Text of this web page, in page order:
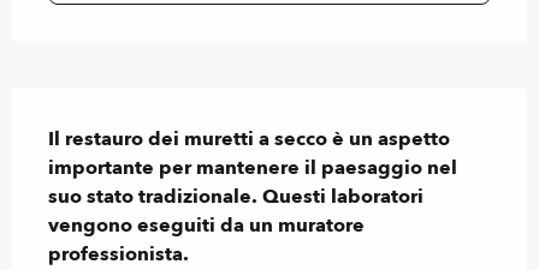
Il restauro dei muretti a secco è un aspetto
importante per mantenere il paesaggio nel
suo stato tradizionale. Questi laboratori
vengono eseguiti da un muratore
professionista.